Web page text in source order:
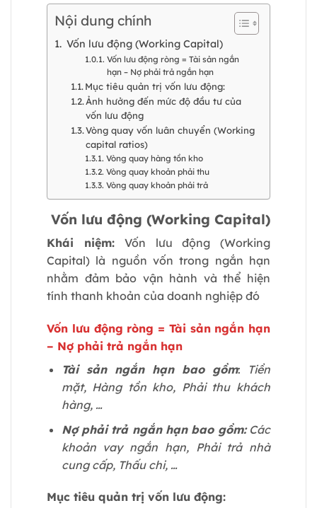
Nội dung chính
Vốn lưu động (Working Capital)
Vốn lưu động ròng = Tài sản ngắn
hạn – Nợ phải trả ngắn hạn
Mục tiêu quản trị vốn lưu động:
Ảnh hưởng đến mức độ đầu tư của
vốn lưu động
Vòng quay vốn luân chuyển (Working
capital ratios)
Vòng quay hàng tồn kho
Vòng quay khoản phải thu
Vòng quay khoản phải trả
Vốn lưu động (Working Capital)
Khái niệm:Vốn lưu động (Working
Capital) là nguồn vốn trong ngắn hạn
nhằm đảm bảo vận hành và thể hiện
tính thanh khoản của doanh nghiệp đó
Vốn lưu động ròng = Tài sản ngắn hạn
– Nợ phải trả ngắn hạn
Tài sản ngắn hạn bao gồm:
Tiền
mặt, Hàng tồn kho, Phải thu khách
hàng, …
Nợ phải trả ngắn hạn bao gồm: Các
khoản vay ngắn hạn, Phải trả nhà
cung cấp, Thấu chi, …
Mục tiêu quản trị vốn lưu động: